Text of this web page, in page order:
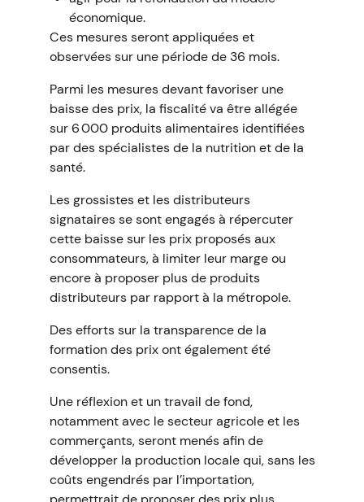
économique.
Ces mesures seront appliquées et
observées sur une période de 36 mois.
Parmi les mesures devant favoriser une
baisse des prix, la fiscalité va être allégée
sur 6 000 produits alimentaires identifiées
par des spécialistes de la nutrition et de la
santé.
Les grossistes et les distributeurs
signataires se sont engagés à répercuter
cette baisse sur les prix proposés aux
consommateurs, à limiter leur marge ou
encore à proposer plus de produits
distributeurs par rapport à la métropole.
Des efforts sur la transparence de la
formation des prix ont également été
consentis.
Une réflexion et un travail de fond,
notamment avec le secteur agricole et les
commerçants, seront menés afin de
développer la production locale qui, sans les
coûts engendrés par l’importation,